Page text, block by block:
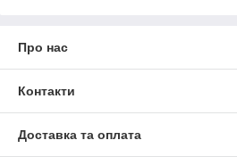
Про нас
Контакти
Доставка та оплата